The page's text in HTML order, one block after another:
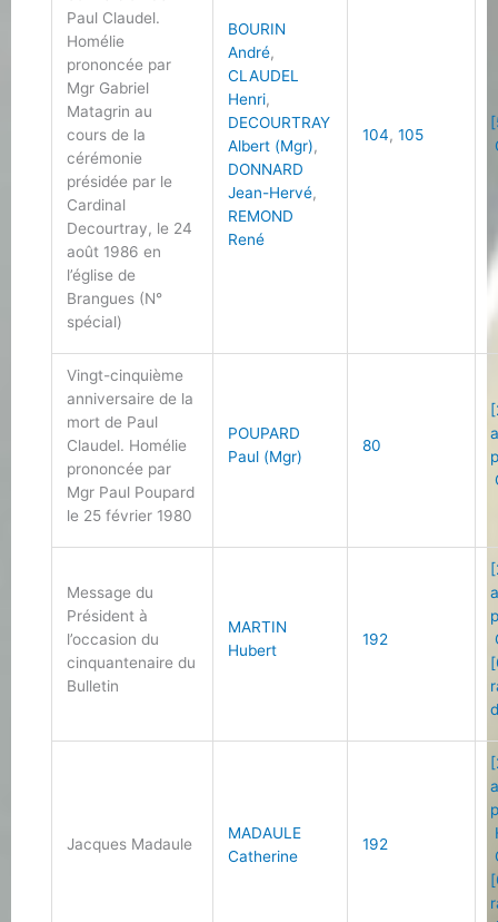
Paul Claudel.
Homélie
prononcée par
Mgr Gabriel
Matagrin au
cours de la
cérémonie
présidée par le
Cardinal
Decourtray, le 24
août 1986 en
l’église de
Brangues (N°
spécial)
BOURIN
André,
CLAUDEL
Henri,
DECOURTRAY
Albert (Mgr),
DONNARD
Jean-Hervé,
REMOND
René
104,105
Vingt-cinquième
anniversaire de la
mort de Paul
Claudel. Homélie
prononcée par
Mgr Paul Poupard
le 25 février 1980
POUPARD
Paul (Mgr)
80
Message du
Président à
l’occasion du
cinquantenaire du
Bulletin
MARTIN
Hubert
192
Jacques Madaule
MADAULE
Catherine
192